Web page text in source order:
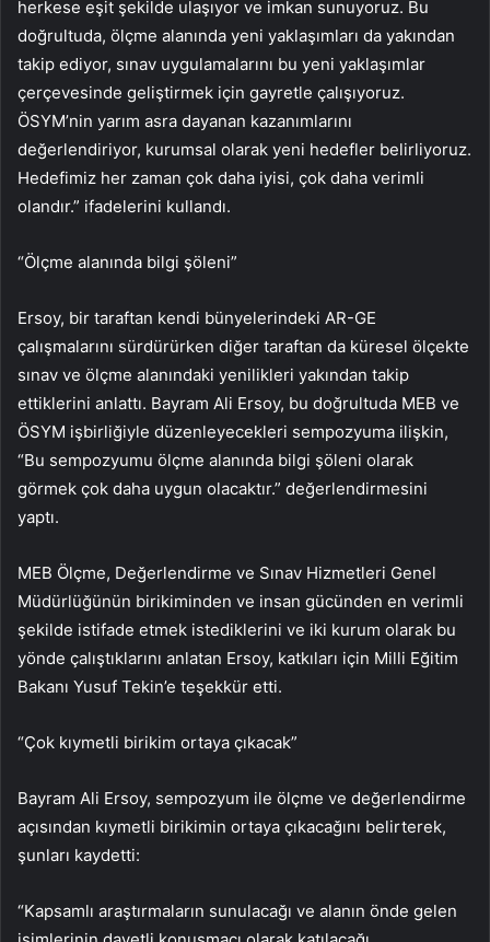
herkese eşit şekilde ulaşıyor ve imkan sunuyoruz. Bu
doğrultuda, ölçme alanında yeni yaklaşımları da yakından
takip ediyor, sınav uygulamalarını bu yeni yaklaşımlar
çerçevesinde geliştirmek için gayretle çalışıyoruz.
ÖSYM’nin yarım asra dayanan kazanımlarını
değerlendiriyor, kurumsal olarak yeni hedefler belirliyoruz.
Hedefimiz her zaman çok daha iyisi, çok daha verimli
olandır.” ifadelerini kullandı.
“Ölçme alanında bilgi şöleni”
Ersoy, bir taraftan kendi bünyelerindeki AR-GE
çalışmalarını sürdürürken diğer taraftan da küresel ölçekte
sınav ve ölçme alanındaki yenilikleri yakından takip
ettiklerini anlattı. Bayram Ali Ersoy, bu doğrultuda MEB ve
ÖSYM işbirliğiyle düzenleyecekleri sempozyuma ilişkin,
“Bu sempozyumu ölçme alanında bilgi şöleni olarak
görmek çok daha uygun olacaktır.” değerlendirmesini
yaptı.
MEB Ölçme, Değerlendirme ve Sınav Hizmetleri Genel
Müdürlüğünün birikiminden ve insan gücünden en verimli
şekilde istifade etmek istediklerini ve iki kurum olarak bu
yönde çalıştıklarını anlatan Ersoy, katkıları için Milli Eğitim
Bakanı Yusuf Tekin’e teşekkür etti.
“Çok kıymetli birikim ortaya çıkacak”
Bayram Ali Ersoy, sempozyum ile ölçme ve değerlendirme
açısından kıymetli birikimin ortaya çıkacağını belirterek,
şunları kaydetti:
“Kapsamlı araştırmaların sunulacağı ve alanın önde gelen